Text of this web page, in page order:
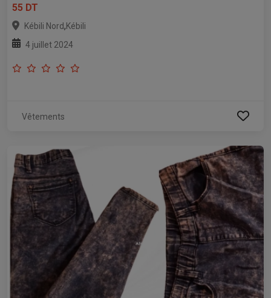
55 DT
Kébili Nord,Kébili
4 juillet 2024
Vêtements